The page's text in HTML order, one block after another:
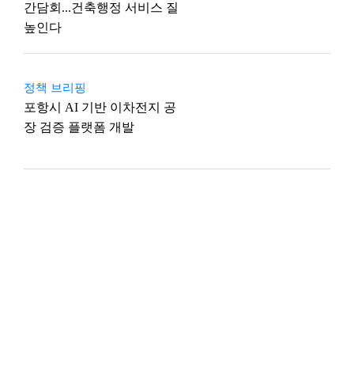
간담회...건축행정 서비스 질
높인다
정책 브리핑
포항시 AI 기반 이차전지 공
장 검증 플랫폼 개발